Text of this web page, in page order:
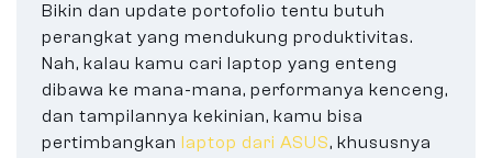
Bikin dan update portofolio tentu butuh
perangkat yang mendukung produktivitas.
Nah, kalau kamu cari laptop yang enteng
dibawa ke mana-mana, performanya kenceng,
dan tampilannya kekinian, kamu bisa
pertimbangkan
laptop dari ASUS, khususnya